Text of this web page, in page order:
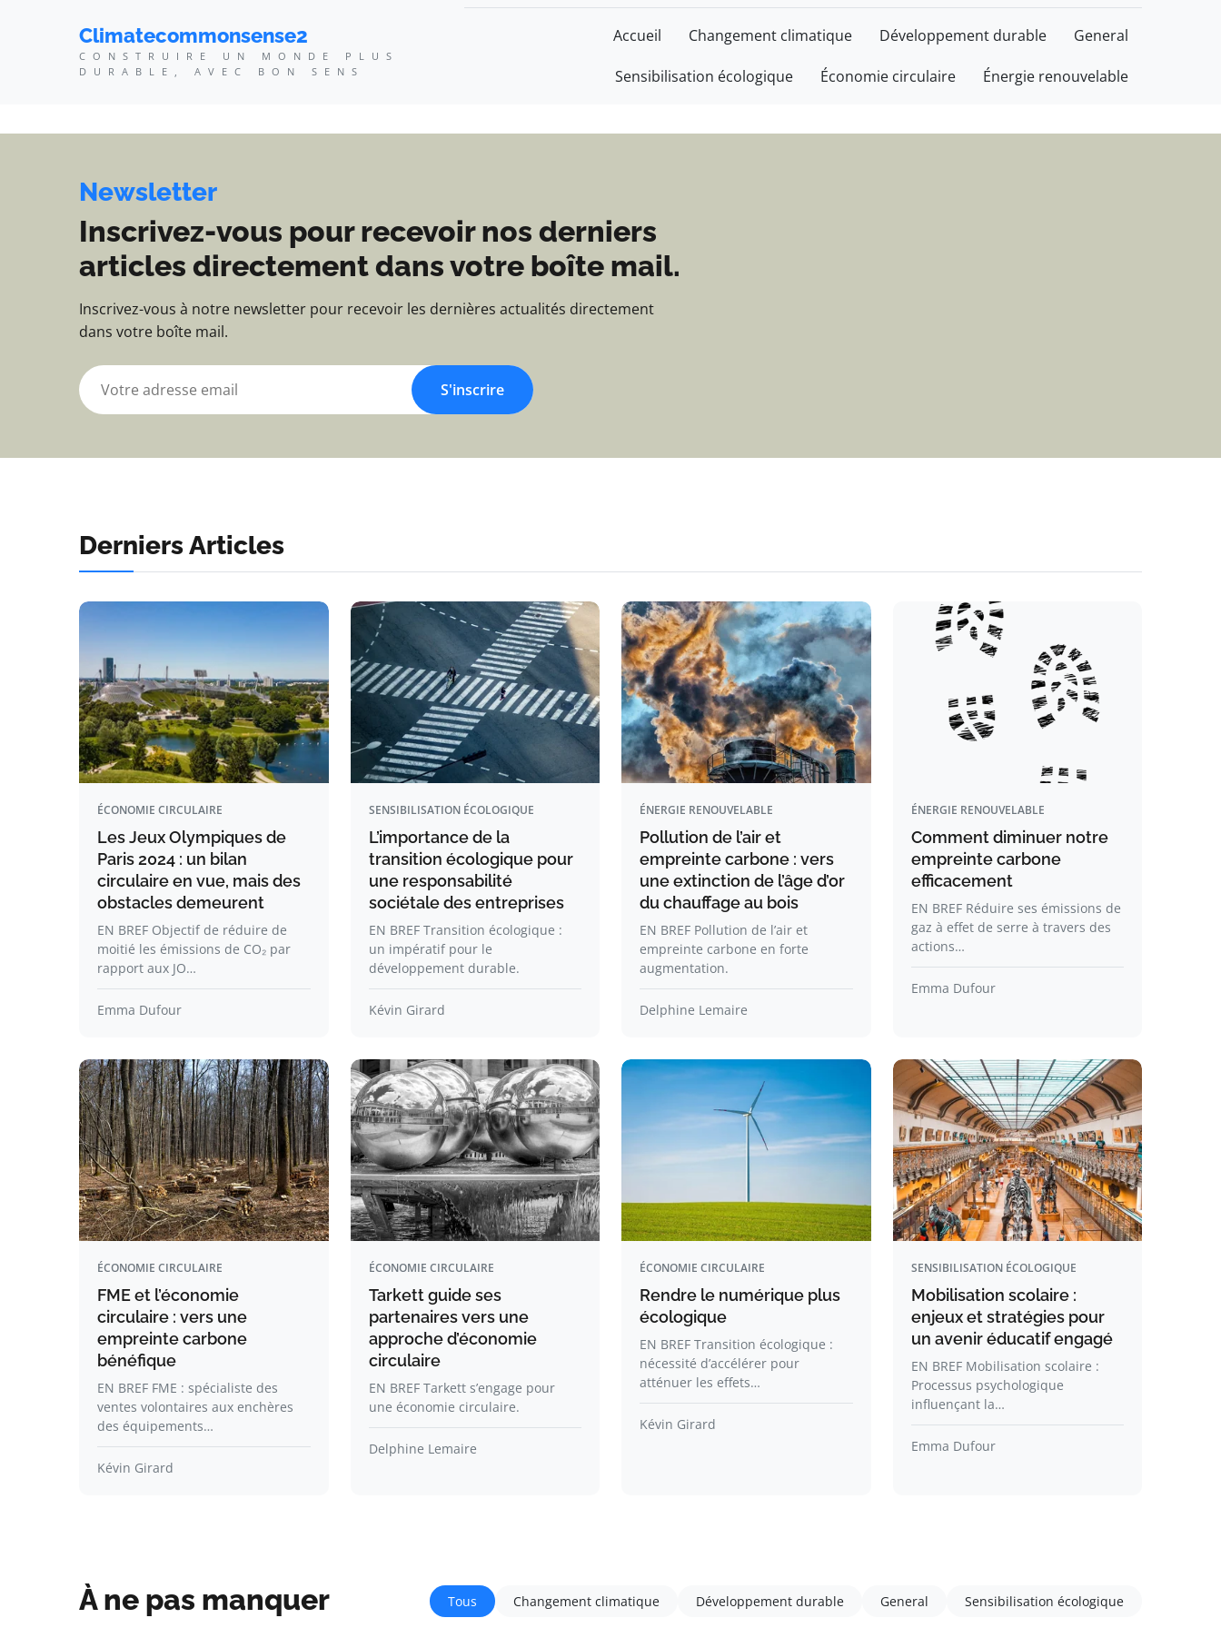
Climatecommonsense2 - Construire un monde plus durable, avec
Climatecommonsense2
CONSTRUIRE UN MONDE PLUS
DURABLE, AVEC BON SENS
Accueil Changement climatique Développement durable General
Sensibilisation écologique Économie circulaire Énergie renouvelable
Newsletter
Inscrivez-vous pour recevoir nos derniers
articles directement dans votre boîte mail.
Inscrivez-vous à notre newsletter pour recevoir les dernières actualités directement
dans votre boîte mail.
S'inscrire
Derniers Articles
ÉCONOMIE CIRCULAIRE
Les Jeux Olympiques de
Paris 2024 : un bilan
circulaire en vue, mais des
obstacles demeurent
EN BREF Objectif de réduire de
moitié les émissions de CO₂ par
rapport aux JO…
Emma Dufour
SENSIBILISATION ÉCOLOGIQUE
L’importance de la
transition écologique pour
une responsabilité
sociétale des entreprises
EN BREF Transition écologique :
un impératif pour le
développement durable.
Kévin Girard
ÉNERGIE RENOUVELABLE
Pollution de l’air et
empreinte carbone : vers
une extinction de l’âge d’or
du chauffage au bois
EN BREF Pollution de l’air et
empreinte carbone en forte
augmentation.
Delphine Lemaire
ÉNERGIE RENOUVELABLE
Comment diminuer notre
empreinte carbone
efficacement
EN BREF Réduire ses émissions de
gaz à effet de serre à travers des
actions…
Emma Dufour
ÉCONOMIE CIRCULAIRE
FME et l’économie
circulaire : vers une
empreinte carbone
bénéfique
EN BREF FME : spécialiste des
ventes volontaires aux enchères
des équipements…
Kévin Girard
ÉCONOMIE CIRCULAIRE
Tarkett guide ses
partenaires vers une
approche d’économie
circulaire
EN BREF Tarkett s’engage pour
une économie circulaire.
Delphine Lemaire
ÉCONOMIE CIRCULAIRE
Rendre le numérique plus
écologique
EN BREF Transition écologique :
nécessité d’accélérer pour
atténuer les effets…
Kévin Girard
SENSIBILISATION ÉCOLOGIQUE
Mobilisation scolaire :
enjeux et stratégies pour
un avenir éducatif engagé
EN BREF Mobilisation scolaire :
Processus psychologique
influençant la…
Emma Dufour
À ne pas manquer Tous Changement climatique Développement durable General Sensibilisation écologique